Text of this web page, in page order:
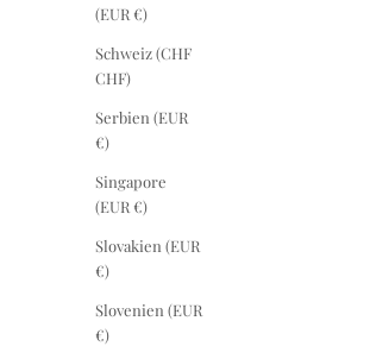
(EUR €)
Schweiz (CHF
CHF)
Serbien (EUR
€)
Singapore
(EUR €)
Slovakien (EUR
€)
Slovenien (EUR
€)